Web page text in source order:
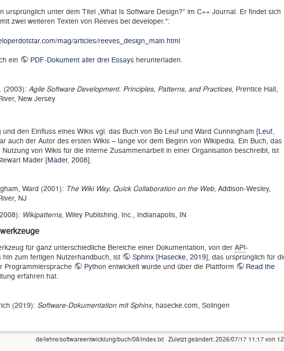
ursprünglich unter dem Titel „What Is Software Design?“ im C++ Journal. Er findet sich
zwei weiteren Texten von Reeves bei developer.*:
mag/articles/reeves_design_main.html
ein
PDF-Dokument aller drei Essaysherunterladen.
(2003): Agile Software Development. Principles, Patterns, and Practices, Prentice Hall,
New Jersey
den Einfluss eines Wikis vgl. das Buch von Bo Leuf und Ward Cunningham [Leuf,
auch der Autor des ersten Wikis – lange vor dem Beginn von Wikipedia. Ein Buch, das
von Wikis für die interne Zusammenarbeit in einer Organisation beschreibt, ist
Mader [Mader, 2008].
Ward (2001): The Wiki Way. Quick Collaboration on the Web, Addison-Wesley,
NJ
Wikipatterns, Wiley Publishing, Inc., Indianapolis, IN
für ganz unterschiedliche Bereiche einer Dokumentation, von der API-
hin zum fertigen Nutzerhandbuch, ist
Sphinx[Hasecke, 2019], das ursprünglich für
Programmiersprache
Python entwickelt wurde und über die Plattform
Read the
erfahren hat.
(2019): Software-Dokumentation mit Sphinx, hasecke.com, Solingen
de/lehre/softwareentwicklung/buch/08/index.txt · Zuletzt geändert:2026/07/17 11:17von